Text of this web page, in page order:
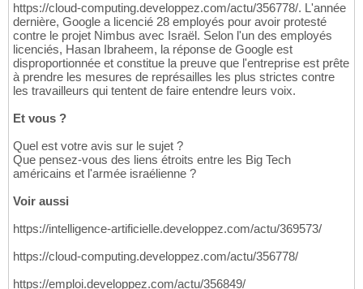
https://cloud-computing.developpez.com/actu/356778/. L'année
dernière, Google a licencié 28 employés pour avoir protesté
contre le projet Nimbus avec Israël. Selon l'un des employés
licenciés, Hasan Ibraheem, la réponse de Google est
disproportionnée et constitue la preuve que l'entreprise est prête
à prendre les mesures de représailles les plus strictes contre
les travailleurs qui tentent de faire entendre leurs voix.
Et vous ?
Quel est votre avis sur le sujet ?
Que pensez-vous des liens étroits entre les Big Tech
américains et l'armée israélienne ?
Voir aussi
https://intelligence-artificielle.developpez.com/actu/369573/
https://cloud-computing.developpez.com/actu/356778/
https://emploi.developpez.com/actu/356849/